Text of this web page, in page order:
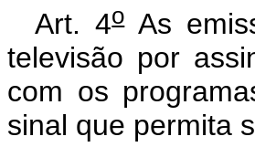
Art. 4oAs
televisão por
com os
sinal que permita